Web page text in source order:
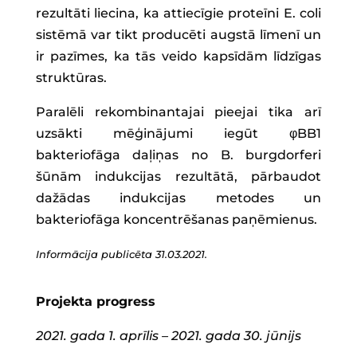
rezultāti liecina, ka attiecīgie proteīni E. coli
sistēmā var tikt producēti augstā līmenī un
ir pazīmes, ka tās veido kapsīdām līdzīgas
struktūras.
Paralēli rekombinantajai pieejai tika arī
uzsākti mēģinājumi iegūt φBB1
bakteriofāga daļiņas no B. burgdorferi
šūnām indukcijas rezultātā, pārbaudot
dažādas indukcijas metodes un
bakteriofāga koncentrēšanas paņēmienus.
Informācija publicēta 31.03.2021.
Projekta progress
2021. gada 1. aprīlis – 2021. gada 30. jūnijs